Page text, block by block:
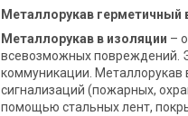
Металлорукав
Металлорукав в изоляции –
всевозможных повреждений.
коммуникации. Металлорукав
сигнализаций (пожарных,
помощью стальных лент,